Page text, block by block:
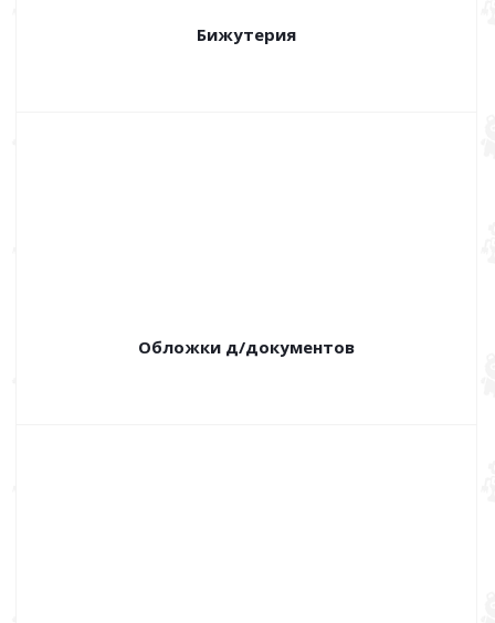
Бижутерия
Обложки д/документов